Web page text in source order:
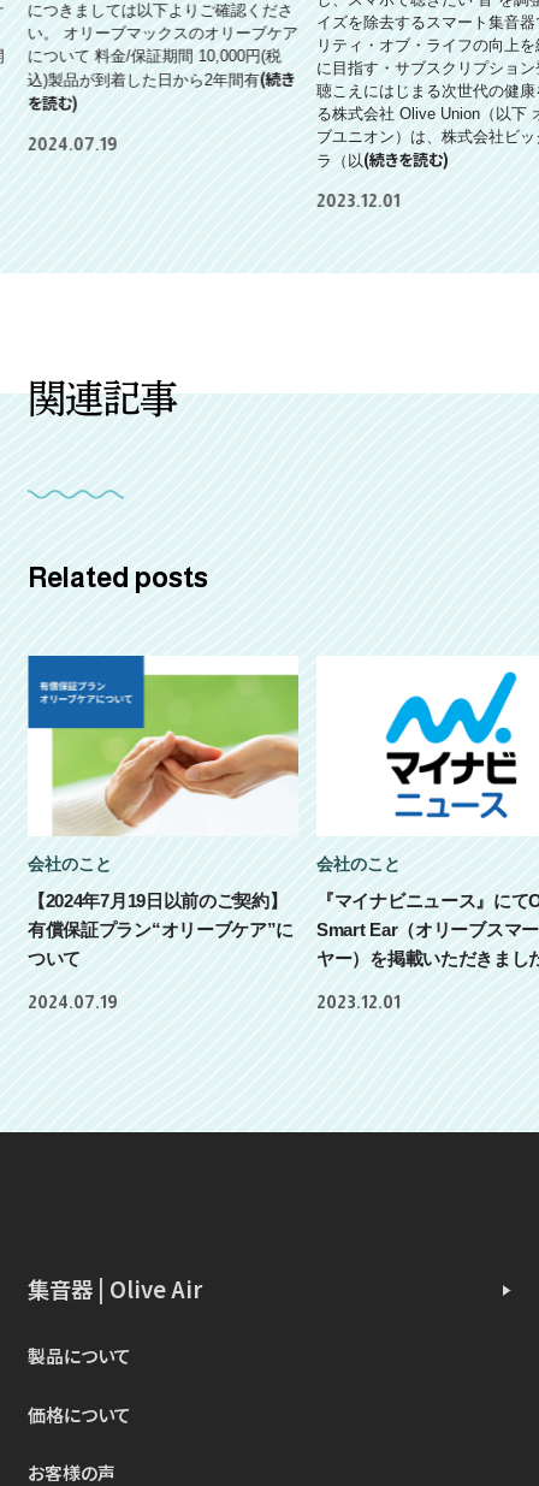
につきましては以下よりご確認くださ
い。 オリーブマックスのオリーブケア
について 料金/保証期間 10,000円(税
込)製品が到着した日から2年間有(続き
を読む)
2024.07.19
イズを除去するスマート集音
リティ・オブ・ライフの向上
に目指す・サブスクリプショ
聴こえにはじまる次世代の健
る株式会社 Olive Union（以下
ブユニオン）は、株式会社ビ
ラ（以(続きを読む)
2023.12.01
関連記事
Related posts
会社のこと
【2024年7月19日以前のご契約】
有償保証プラン“オリーブケア”に
ついて
2024.07.19
会社のこと
『マイナビニュース』にて
Smart Ear（オリーブスマ
ヤー）を掲載いただきまし
2023.12.01
集音器 | Olive Air
製品について
価格について
お客様の声